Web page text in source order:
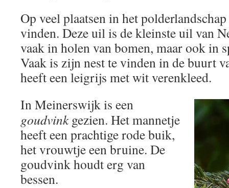
Op veel plaatsen in het
vinden. Deze uil is de kleinste uil van
vaak in holen van bomen, maar ook in
Vaak is zijn nest te vinden in de buurt
heeft een leigrijs met wit verenkleed.
In Meinerswijk is een
goudvinkgezien. Het mannetje
heeft een prachtige rode buik,
het vrouwtje een bruine. De
goudvink houdt erg van
bessen.